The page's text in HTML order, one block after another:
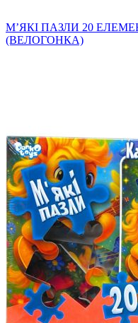
МʼЯКІ ПАЗЛИ 20
(ВЕЛОГОНКА)